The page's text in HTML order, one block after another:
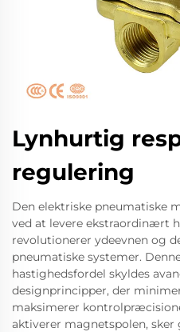
Lynhurtig
regulering
Den elektriske pneumatiske
ved at levere ekstraordinært
revolutionerer ydeevnen og
pneumatiske systemer.
hastighedsfordel skyldes
designprincipper, der
maksimerer
aktiverer magnetspolen, sker